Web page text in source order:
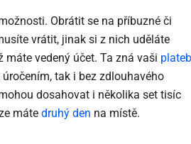
Obrátit se na příbuzné či
vrátit, jinak si z nich uděláte
vedený účet. Ta zná vaši
tak i bez zdlouhavého
dosahovat i několika set tisíc
máte druhý den na místě.